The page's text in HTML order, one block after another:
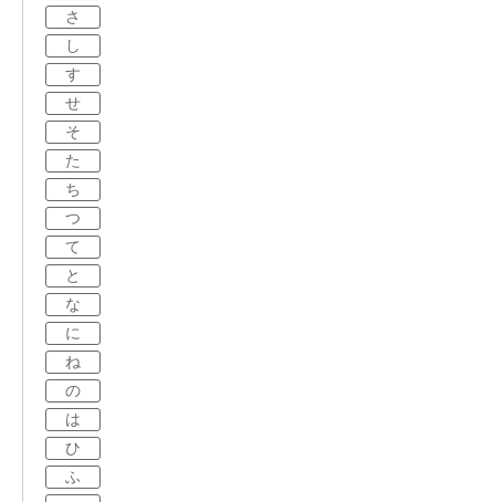
さ
し
す
せ
そ
た
ち
つ
て
と
な
に
ね
の
は
ひ
ふ